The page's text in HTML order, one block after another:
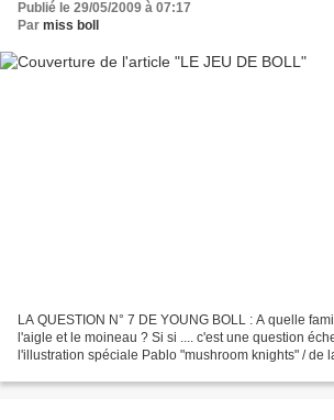
Publié le 29/05/2009 à 07:17
Par miss boll
LA QUESTION N° 7 DE YOUNG BOLL : A quelle
l'aigle et le moineau ? Si si .... c'est une question
l'illustration spéciale Pablo "mushroom knights" / de